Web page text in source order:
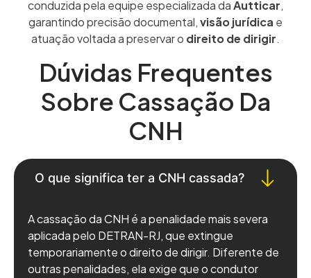
conduzida pela equipe especializada daAutticar,
garantindo precisão documental,visão jurídica e
atuação voltada a preservar o direito de dirigir.
Dúvidas Frequentes
Sobre Cassação Da
CNH
O que significa ter a CNH cassada?
A cassação da CNH é a penalidade mais severa
aplicada pelo DETRAN-RJ, que extingue
temporariamente o direito de dirigir. Diferente de
outras penalidades, ela exige que o condutor